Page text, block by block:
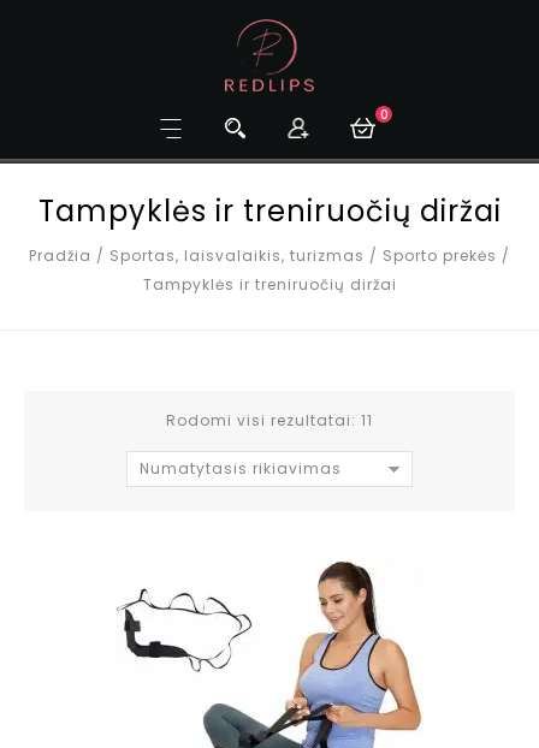
0
Tampyklės ir treniruočių diržai
Pradžia / Sportas, laisvalaikis, turizmas / Sporto prekės /
Tampyklės ir treniruočių diržai
Rodomi visi rezultatai: 11
Numatytasis rikiavimas